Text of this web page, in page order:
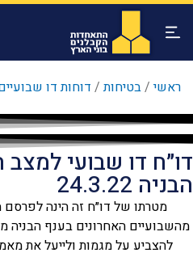
ראשי /בטיחות/ דוחות דו
דו״ח דו שבועי
הבניה 24.3.22
מטרתו של דו״ח זה הינה לפרסם
מהשבועיים האחרונים בענף הבניה
להצביע על מגמות ולייעל את